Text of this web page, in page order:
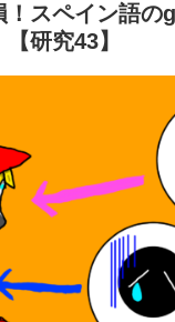
！スペイン語の
研究43】